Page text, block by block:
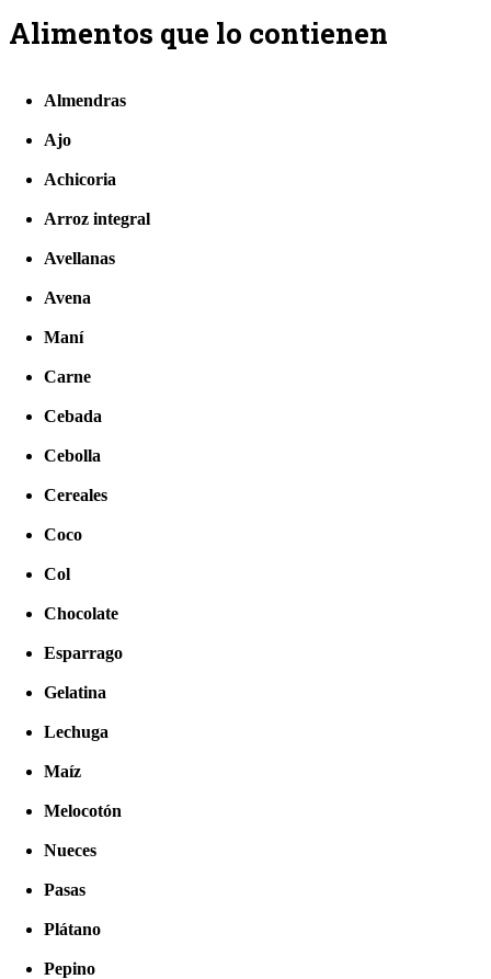
Alimentos que lo contienen
Almendras
Ajo
Achicoria
Arroz integral
Avellanas
Avena
Maní
Carne
Cebada
Cebolla
Cereales
Coco
Col
Chocolate
Esparrago
Gelatina
Lechuga
Maíz
Melocotón
Nueces
Pasas
Plátano
Pepino